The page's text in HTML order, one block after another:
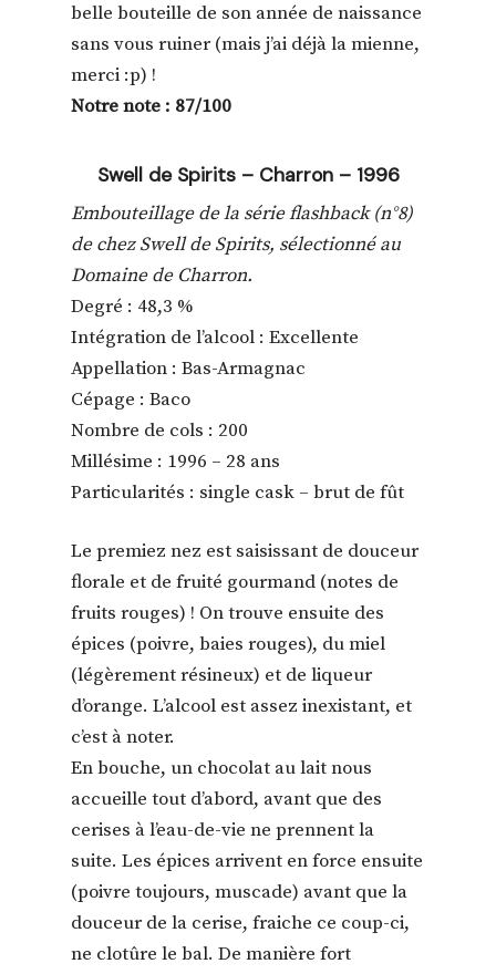
belle bouteille de son année de naissance
sans vous ruiner (mais j’ai déjà la mienne,
merci :p) !
Notre note : 87/100
Swell de Spirits – Charron – 1996
Embouteillage de la série flashback (n°8)
de chez Swell de Spirits, sélectionné au
Domaine de Charron.
Degré : 48,3 %
Intégration de l’alcool : Excellente
Appellation : Bas-Armagnac
Cépage : Baco
Nombre de cols : 200
Millésime : 1996 – 28 ans
Particularités : single cask – brut de fût
Le premiez nez est saisissant de douceur
florale et de fruité gourmand (notes de
fruits rouges) ! On trouve ensuite des
épices (poivre, baies rouges), du miel
(légèrement résineux) et de liqueur
d’orange. L’alcool est assez inexistant, et
c’est à noter.
En bouche, un chocolat au lait nous
accueille tout d’abord, avant que des
cerises à l’eau-de-vie ne prennent la
suite. Les épices arrivent en force ensuite
(poivre toujours, muscade) avant que la
douceur de la cerise, fraiche ce coup-ci,
ne clotûre le bal. De manière fort